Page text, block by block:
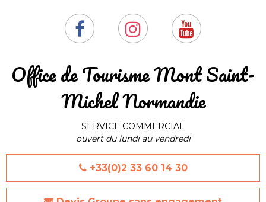
​Office de Tourisme Mont Saint-
Michel Normandie
SERVICE COMMERCIAL
ouvert du lundi au vendredi
+33(0)2 33 60 14 30